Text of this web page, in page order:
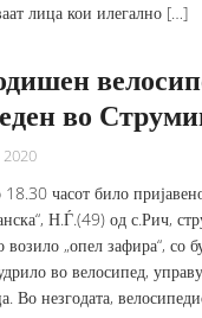
лица кои илегално […]
во
2020
18.30 часот било
Н.Ѓ.(49) од с.Рич,
возило „опел зафира“, со
во велосипед,
Во незгодата,